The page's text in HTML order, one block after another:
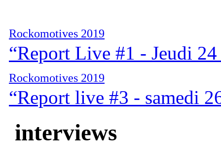
Rockomotives 2019
“Report Live #1 - Jeudi
Rockomotives 2019
“Report live #3 - samedi
interviews